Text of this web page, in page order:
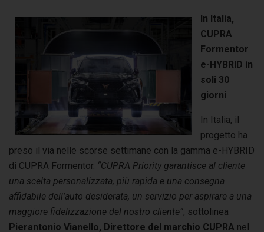
In Italia,
CUPRA
Formentor
e-HYBRID in
soli 30
giorni
In Italia, il
progetto ha
preso il via nelle scorse settimane con la gamma e-HYBRID
di CUPRA Formentor. “CUPRA Priority garantisce al cliente
una scelta personalizzata, più rapida e una consegna
affidabile dell’auto desiderata, un servizio per aspirare a una
maggiore fidelizzazione del nostro cliente”, sottolinea
Pierantonio Vianello, Direttore del marchio CUPRA nel